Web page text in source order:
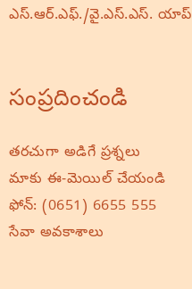
ఎస్.ఆర్.ఎఫ్./వై.ఎస్.ఎస్. యాప్
సంప్రదించండి
తరచుగా అడిగే ప్రశ్నలు
మాకు ఈ-మెయిల్ చేయండి
ఫోన్: (0651) 6655 555
సేవా అవకాశాలు